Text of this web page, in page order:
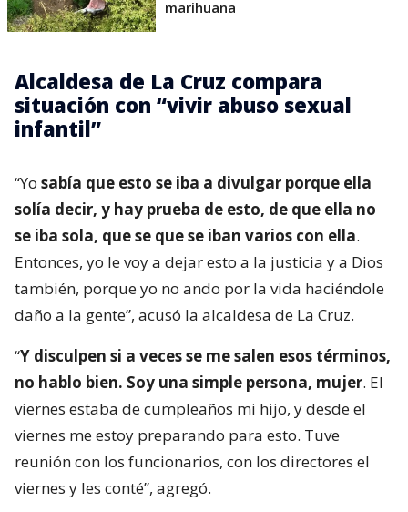
marihuana
Alcaldesa de La Cruz compara
situación con “vivir abuso sexual
infantil”
“Yo sabía que esto se iba a divulgar porque ella
solía decir, y hay prueba de esto, de que ella no
se iba sola, que se que se iban varios con ella.
Entonces, yo le voy a dejar esto a la justicia y a Dios
también, porque yo no ando por la vida haciéndole
daño a la gente”, acusó la alcaldesa de La Cruz.
“Y disculpen si a veces se me salen esos términos,
no hablo bien. Soy una simple persona, mujer. El
viernes estaba de cumpleaños mi hijo, y desde el
viernes me estoy preparando para esto. Tuve
reunión con los funcionarios, con los directores el
viernes y les conté”, agregó.